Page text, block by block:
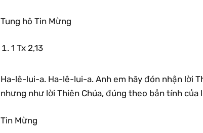
Tung hô Tin Mừng
1 Tx 2,13
Ha-lê-lui-a. Ha-lê-lui-a. Anh em hãy đón nhận lời
nhưng như lời Thiên Chúa, đúng theo bản tính của
Tin Mừng